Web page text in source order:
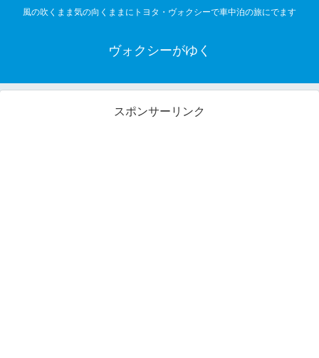
風の吹くまま気の向くままにトヨタ・ヴォクシーで車中泊の旅にでます
ヴォクシーがゆく
スポンサーリンク